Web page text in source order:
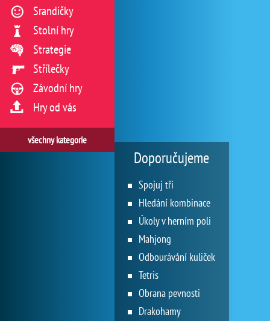
Srandičky
Stolní hry
Strategie
Střílečky
Závodní hry
Hry od vás
všechny kategorie
Doporučujeme
Spojuj tři
Hledání kombinace
Úkoly v herním poli
Mahjong
Odbourávání kuliček
Tetris
Obrana pevnosti
Drakohamy